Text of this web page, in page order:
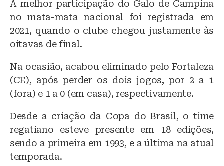
A melhor participação do Galo de Campina
no mata-mata nacional foi registrada em
2021, quando o clube chegou justamente às
oitavas de final.
Na ocasião, acabou eliminado pelo Fortaleza
(CE), após perder os dois jogos, por 2 a 1
(fora) e 1 a 0 (em casa), respectivamente.
Desde a criação da Copa do Brasil, o time
regatiano esteve presente em 18 edições,
sendo a primeira em 1993, e a última na atual
temporada.